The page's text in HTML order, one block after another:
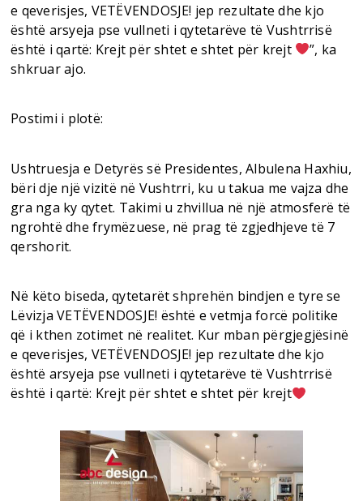
e qeverisjes, VETËVENDOSJE! jep rezultate dhe kjo
është arsyeja pse vullneti i qytetarëve të Vushtrrisë
është i qartë: Krejt për shtet e shtet për krejt
”, ka
shkruar ajo.
Postimi i plotë:
Ushtruesja e Detyrës së Presidentes, Albulena Haxhiu,
bëri dje një vizitë në Vushtrri, ku u takua me vajza dhe
gra nga ky qytet. Takimi u zhvillua në një atmosferë të
ngrohtë dhe frymëzuese, në prag të zgjedhjeve të 7
qershorit.
Në këto biseda, qytetarët shprehën bindjen e tyre se
Lëvizja VETËVENDOSJE! është e vetmja forcë politike
që i kthen zotimet në realitet. Kur mban përgjegjësinë
e qeverisjes, VETËVENDOSJE! jep rezultate dhe kjo
është arsyeja pse vullneti i qytetarëve të Vushtrrisë
është i qartë: Krejt për shtet e shtet për krejt